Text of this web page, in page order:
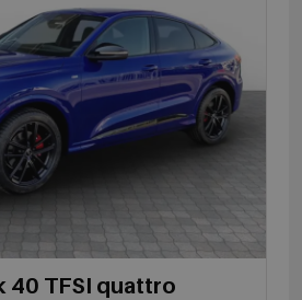
40 TFSI quattro